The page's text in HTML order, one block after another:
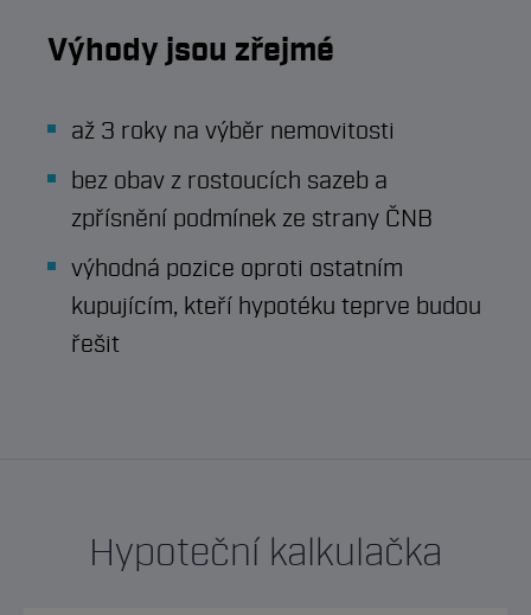
Výhody jsou zřejmé
až 3 roky na výběr nemovitosti
bez obav z rostoucích sazeb a
zpřísnění podmínek ze strany ČNB
výhodná pozice oproti ostatním
kupujícím, kteří hypotéku teprve budou
řešit
Hypoteční kalkulačka